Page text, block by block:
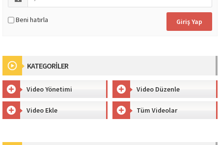
Beni hatırla
KATEGORİLER
Video Yönetimi Video Düzenle
Video Ekle Tüm Videolar